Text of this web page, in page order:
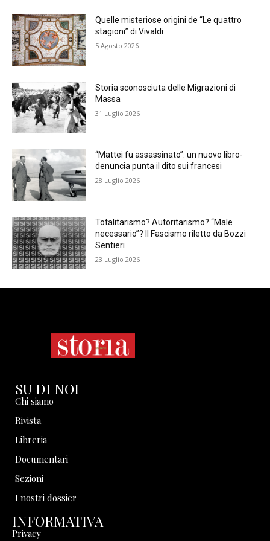
Quelle misteriose origini de “Le quattro
stagioni” di Vivaldi
5 Agosto 2026
Storia sconosciuta delle Migrazioni di
Massa
31 Luglio 2026
“Mattei fu assassinato”: un nuovo libro-
denuncia punta il dito sui francesi
28 Luglio 2026
Totalitarismo? Autoritarismo? “Male
necessario”? Il Fascismo riletto da Bozzi
Sentieri
23 Luglio 2026
SU DI NOI
Chi siamo
Rivista
Libreria
Documentari
Sezioni
I nostri dossier
INFORMATIVA
Privacy